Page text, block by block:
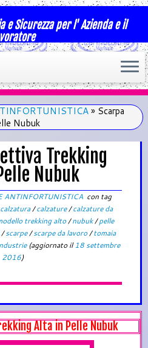
e Sicurezza per l' Azienda e il
» Scarpa
Nubuk
Trekking
Nubuk
ANTINFORTUNISTICA con tag
calzatura/calzature/calzature da
trekking alto/nubuk/pelle
/scarpe/scarpe da lavoro/tomaia
(aggiornato il18 settembre
2016)
Alta in Pelle Nubuk